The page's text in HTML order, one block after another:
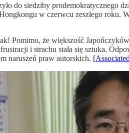
do siedziby prodemokratycznego
w czerwcu zeszłego
Pomimo, że większość
i strachu stała się sztuka.
naruszeń praw autorskich.